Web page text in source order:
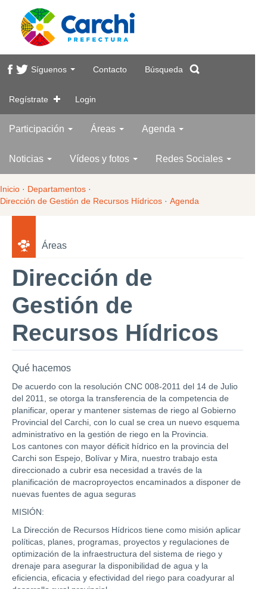
Síguenos Contacto Búsqueda
Regístrate Login
Participación Áreas Agenda
Noticias Vídeos y fotos Redes Sociales
Inicio · Departamentos ·
Dirección de Gestión de Recursos Hídricos · Agenda
Áreas
Dirección de
Gestión de
Recursos Hídricos
Qué hacemos
De acuerdo con la resolución CNC 008-2011 del 14 de Julio
del 2011, se otorga la transferencia de la competencia de
planificar, operar y mantener sistemas de riego al Gobierno
Provincial del Carchi, con lo cual se crea un nuevo esquema
administrativo en la gestión de riego en la Provincia.
Los cantones con mayor déficit hídrico en la provincia del
Carchi son Espejo, Bolívar y Mira, nuestro trabajo esta
direccionado a cubrir esa necesidad a través de la
planificación de macroproyectos encaminados a disponer de
nuevas fuentes de agua seguras
MISIÓN:
La Dirección de Recursos Hídricos tiene como misión aplicar
políticas, planes, programas, proyectos y regulaciones de
optimización de la infraestructura del sistema de riego y
drenaje para asegurar la disponibilidad de agua y la
eficiencia, eficacia y efectividad del riego para coadyurar al